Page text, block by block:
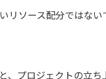
リソース配分ではない
、プロジェクトの立